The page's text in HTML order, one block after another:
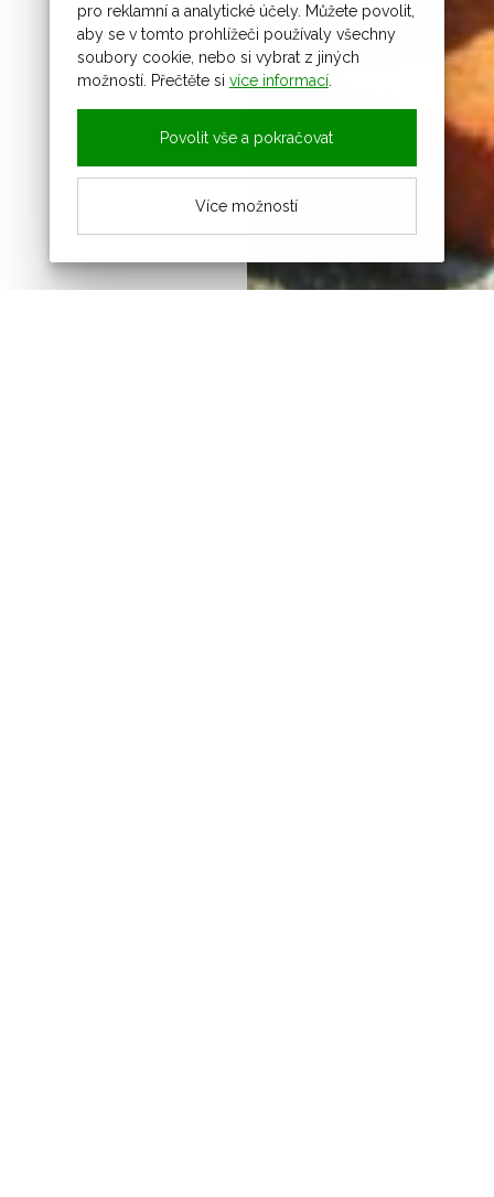
pro reklamní a analytické účely. Můžete povolit,
aby se v tomto prohlížeči používaly všechny
soubory cookie, nebo si vybrat z jiných
možností. Přečtěte si více informací.
Povolit vše a pokračovat
Více možností